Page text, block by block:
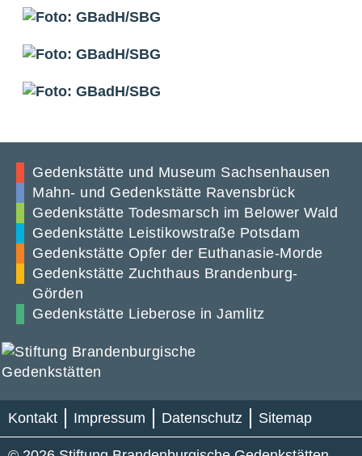
Gedenkstätte und Museum Sachsenhausen
Mahn- und Gedenkstätte Ravensbrück
Gedenkstätte Todesmarsch im Belower Wald
Gedenkstätte Leistikowstraße Potsdam
Gedenkstätte Opfer der Euthanasie-Morde
Gedenkstätte Zuchthaus Brandenburg-
Görden
Gedenkstätte Lieberose in Jamlitz
Kontakt Impressum Datenschutz Sitemap